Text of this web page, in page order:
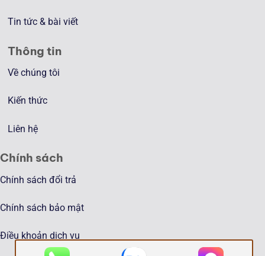
Tin tức & bài viết
Thông tin
Về chúng tôi
Kiến thức
Liên hệ
Chính sách
Chính sách đổi trả
Chính sách bảo mật
Điều khoản dịch vụ